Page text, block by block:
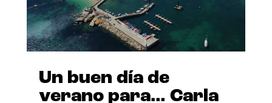
Un buen día de
verano para… Carla